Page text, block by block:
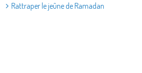
Rattraper le jeûne de Ramadan